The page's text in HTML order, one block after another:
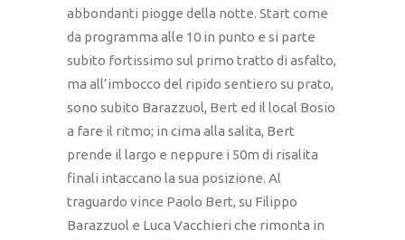
abbondanti piogge della notte. Start come
da programma alle 10 in punto e si parte
subito fortissimo sul primo tratto di asfalto,
ma all’imbocco del ripido sentiero su prato,
sono subito Barazzuol, Bert ed il local Bosio
a fare il ritmo; in cima alla salita, Bert
prende il largo e neppure i 50m di risalita
finali intaccano la sua posizione. Al
traguardo vince Paolo Bert, su Filippo
Barazzuol e Luca Vacchieri che rimonta in